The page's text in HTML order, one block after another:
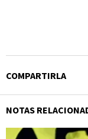
COMPARTIRLA
NOTAS